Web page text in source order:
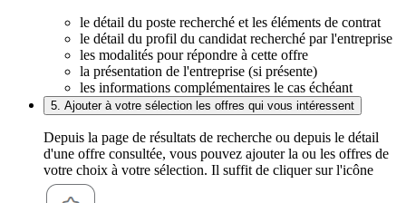
le détail du poste recherché et les éléments de contrat
le détail du profil du candidat recherché par l'entreprise
les modalités pour répondre à cette offre
la présentation de l'entreprise (si présente)
les informations complémentaires le cas échéant
5. Ajouter à votre sélection les offres qui vous intéressent
Depuis la page de résultats de recherche ou depuis le détail
d'une offre consultée, vous pouvez ajouter la ou les offres de
votre choix à votre sélection. Il suffit de cliquer sur l'icône